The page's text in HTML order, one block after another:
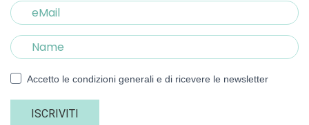
Accetto le condizioni generali e di ricevere le newsletter
ISCRIVITI